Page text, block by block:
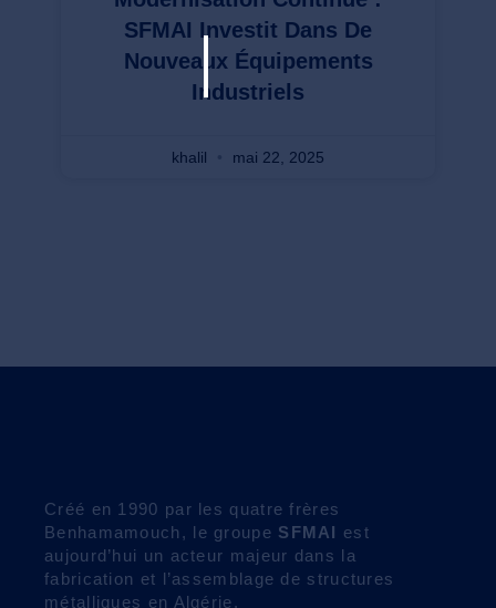
SFMAI Investit Dans De
Nouveaux Équipements
Industriels
khalil mai 22, 2025
Créé en 1990 par les quatre frères
Benhamamouch, le groupe SFMAI est
aujourd’hui un acteur majeur dans la
fabrication et l’assemblage de structures
métalliques en Algérie.